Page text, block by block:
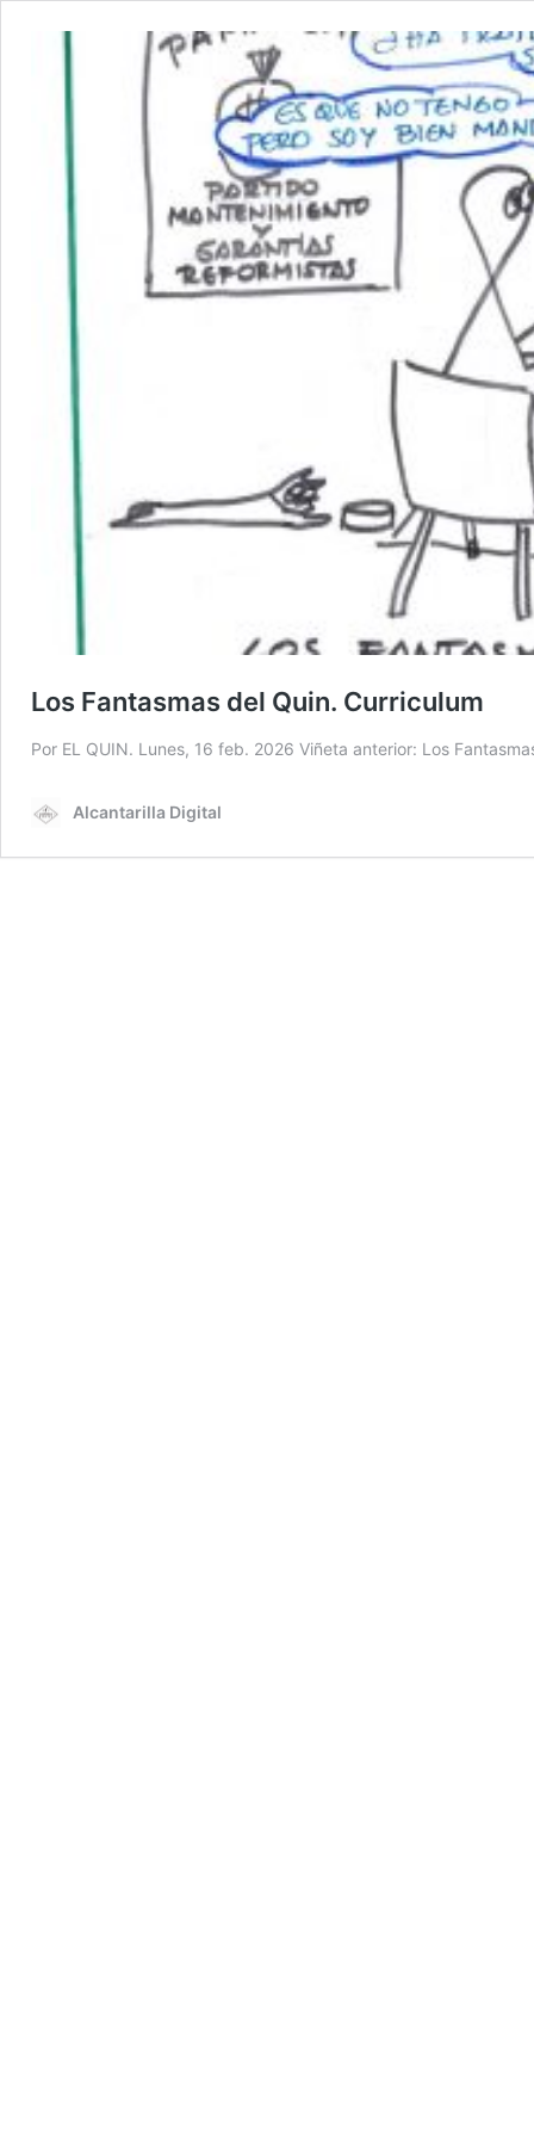
Los Fantasmas del Quin. Curriculum
Por EL QUIN. Lunes, 16 feb. 2026 Viñeta anterior: Los
Alcantarilla Digital